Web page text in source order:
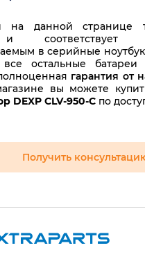
на данной странице
в серийные
остальные батареи
гарантия от
вы можете
DEXP CLV-950-C по
Получить